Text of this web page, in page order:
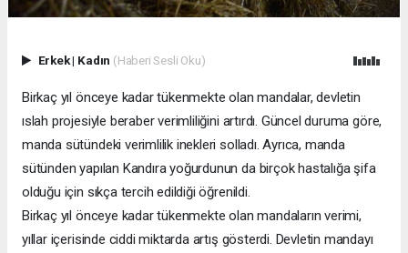
Erkek| Kadın (Haberi Sesli Oku)
Birkaç yıl önceye kadar tükenmekte olan mandalar, devletin
ıslah projesiyle beraber verimliliğini artırdı. Güncel duruma göre,
manda sütündeki verimlilik inekleri solladı. Ayrıca, manda
sütünden yapılan Kandıra yoğurdunun da birçok hastalığa şifa
olduğu için sıkça tercih edildiği öğrenildi.
Birkaç yıl önceye kadar tükenmekte olan mandaların verimi,
yıllar içerisinde ciddi miktarda artış gösterdi. Devletin mandayı